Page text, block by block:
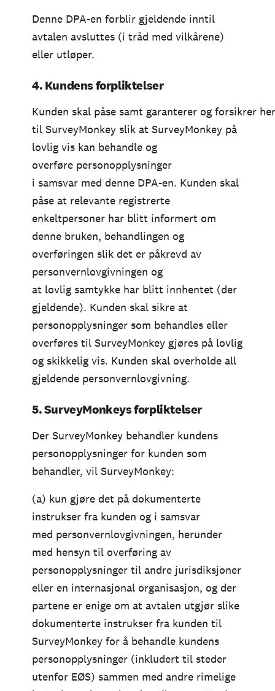
Denne DPA-en forblir gjeldende inntil
avtalen avsluttes (i tråd med vilkårene)
eller utløper.
4. Kundens forpliktelser
Kunden skal påse samt garanterer og forsikrer
til SurveyMonkey slik at SurveyMonkey på
lovlig vis kan behandle og
overføre personopplysninger
i samsvar med denne DPA-en. Kunden skal
påse at relevante registrerte
enkeltpersoner har blitt informert om
denne bruken, behandlingen og
overføringen slik det er påkrevd av
personvernlovgivningen og
at lovlig samtykke har blitt innhentet (der
gjeldende). Kunden skal sikre at
personopplysninger som behandles eller
overføres til SurveyMonkey gjøres på lovlig
og skikkelig vis. Kunden skal overholde all
gjeldende personvernlovgivning.
5. SurveyMonkeys forpliktelser
Der SurveyMonkey behandler kundens
personopplysninger for kunden som
behandler, vil SurveyMonkey:
(a) kun gjøre det på dokumenterte
instrukser fra kunden og i samsvar
med personvernlovgivningen, herunder
med hensyn til overføring av
personopplysninger til andre jurisdiksjoner
eller en internasjonal organisasjon, og der
partene er enige om at avtalen utgjør slike
dokumenterte instrukser fra kunden til
SurveyMonkey for å behandle kundens
personopplysninger (inkludert til steder
utenfor EØS) sammen med andre rimelige